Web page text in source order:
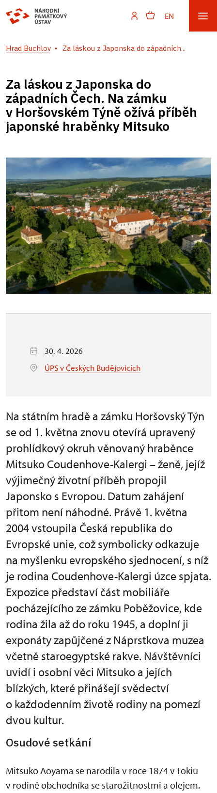
EN
Hrad Buchlov Za láskou z Japonska do západních...
Za láskou z Japonska do
západních Čech. Na zámku
v Horšovském Týně ožívá příběh
japonské hraběnky Mitsuko
30. 4. 2026
ÚPS v Českých Budějovicích
Na státním hradě a zámku Horšovský Týn
se od 1. května znovu otevírá upravený
prohlídkový okruh věnovaný hraběnce
Mitsuko Coudenhove-Kalergi – ženě, jejíž
výjimečný životní příběh propojil
Japonsko s Evropou. Datum zahájení
přitom není náhodné. Právě 1. května
2004 vstoupila Česká republika do
Evropské unie, což symbolicky odkazuje
na myšlenku evropského sjednocení, s níž
je rodina Coudenhove-Kalergi úzce spjata.
Expozice představí část mobiliáře
pocházejícího ze zámku Poběžovice, kde
rodina žila až do roku 1945, a doplní ji
exponáty zapůjčené z Náprstkova muzea
včetně staroegyptské rakve. Návštěvníci
uvidí i osobní věci Mitsuko a jejích
blízkých, které přinášejí svědectví
o každodenním životě rodiny na pomezí
dvou kultur.
Osudové setkání
Mitsuko Aoyama se narodila v roce 1874 v Tokiu
v rodině obchodníka se starožitnostmi a olejem.